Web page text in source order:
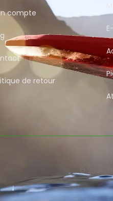
compte
de retour
© 2024